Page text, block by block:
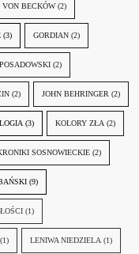
VON BECKÓW (2)
(3) GORDIAN (2)
(2)
(2) JOHN BEHRINGER (2)
(3) KOLORY ZŁA (2)
SOSNOWIECKIE (2)
(9)
(1)
(1) LENIWA NIEDZIELA (1)